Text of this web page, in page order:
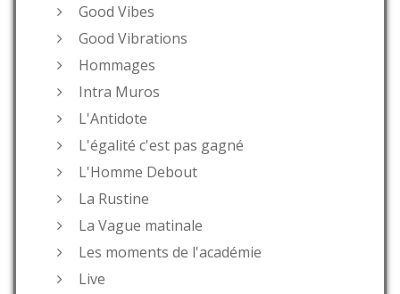
Good Vibes
Good Vibrations
Hommages
Intra Muros
L'Antidote
L'égalité c'est pas gagné
L'Homme Debout
La Rustine
La Vague matinale
Les moments de l'académie
Live